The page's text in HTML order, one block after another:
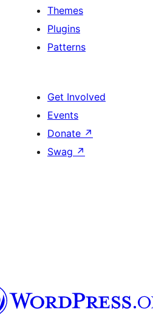
Themes
Plugins
Patterns
Get Involved
Events
Donate ↗
Swag ↗